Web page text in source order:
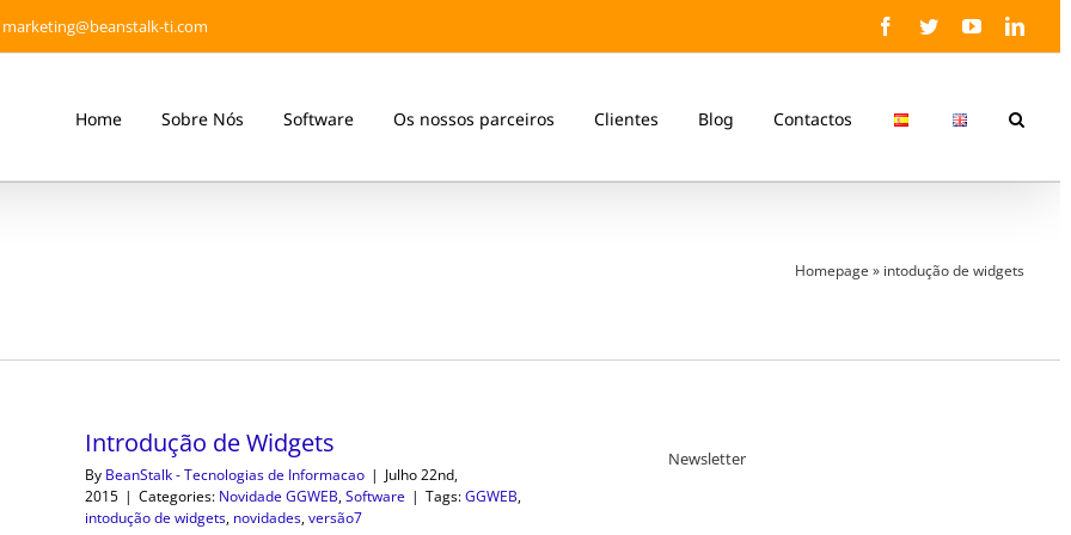
marketing@beanstalk-ti.com Facebook
TwitterYouTube
Home Sobre Nós Software Os nossos parceiros Clientes Blog Contactos
Homepage » intodução de widgets
Introdução de Widgets
By BeanStalk - Tecnologias de Informacao | Julho 22nd,
2015 | Categories: Novidade GGWEB,Software | Tags:GGWEB,
intodução de widgets, novidades,versão7
Newsletter